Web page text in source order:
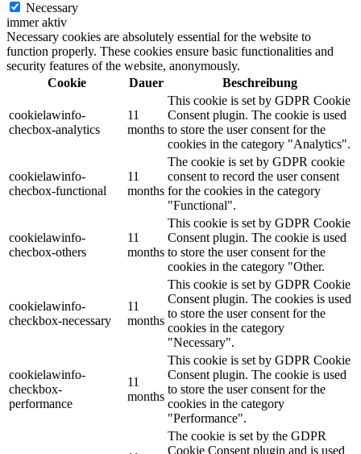
Necessary
immer aktiv
Necessary cookies are absolutely essential for the website to
function properly. These cookies ensure basic functionalities and
security features of the website, anonymously.
Cookie
Dauer Beschreibung
cookielawinfo-
checbox-analytics
11
months
This cookie is set by GDPR Cookie
Consent plugin. The cookie is used
to store the user consent for the
cookies in the category "Analytics".
cookielawinfo-
checbox-functional
11
months
The cookie is set by GDPR cookie
consent to record the user consent
for the cookies in the category
"Functional".
cookielawinfo-
checbox-others
11
months
This cookie is set by GDPR Cookie
Consent plugin. The cookie is used
to store the user consent for the
cookies in the category "Other.
cookielawinfo-
checkbox-necessary
11
months
This cookie is set by GDPR Cookie
Consent plugin. The cookies is used
to store the user consent for the
cookies in the category
"Necessary".
cookielawinfo-
checkbox-
performance
11
months
This cookie is set by GDPR Cookie
Consent plugin. The cookie is used
to store the user consent for the
cookies in the category
"Performance".
The cookie is set by the GDPR
Cookie Consent plugin and is used